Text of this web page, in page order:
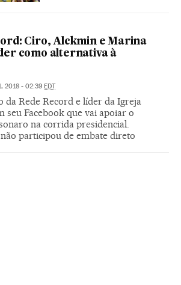
Ciro, Alckmin e Marina
como alternativa à
2018 - 02:39 EDT
da Rede Record e líder da Igreja
seu Facebook que vai apoiar o
na corrida presidencial.
participou de embate direto